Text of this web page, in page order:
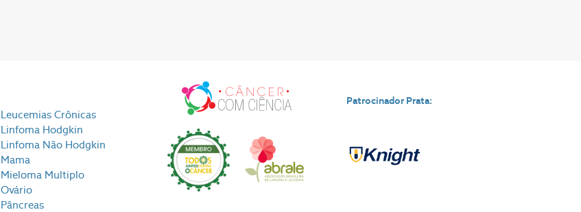
Leucemias Crônicas
Linfoma Hodgkin
Linfoma Não Hodgkin
Mama
Mieloma Multiplo
Ovário
Pâncreas
Patrocinador Prata: